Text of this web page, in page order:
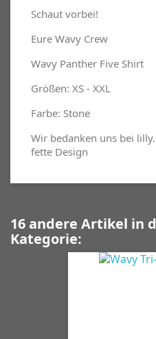
Schaut vorbei!
Eure Wavy Crew
Wavy Panther Five Shirt
Größen: XS - XXL
Farbe: Stone
Wir bedanken uns bei
fette Design
16 andere Artikel in
Kategorie: